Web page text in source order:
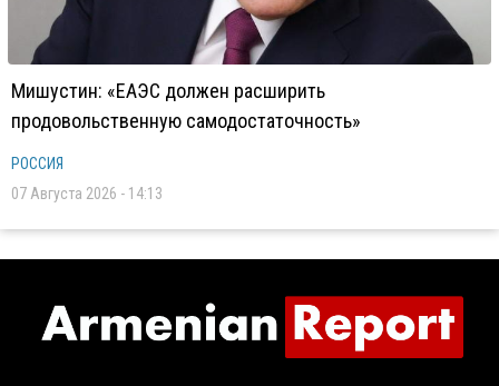
Мишустин: «ЕАЭС должен расширить
продовольственную самодостаточность»
РОССИЯ
07 Августа 2026 - 14:13